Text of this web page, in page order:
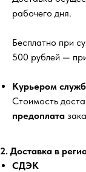
рабочего дня.
Бесплатно при
500 рублей —
Курьером
Стоимость
предоплата
2. Доставка в
СДЭК